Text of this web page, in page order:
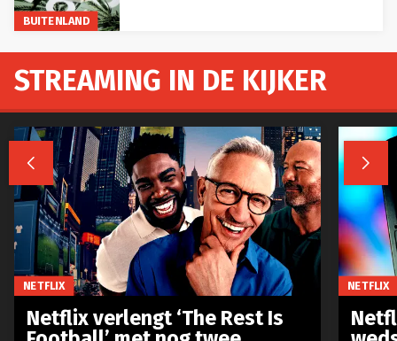
BUITENLAND
STREAMING IN DE KIJKER
 
NETFLIX
Netflix verlengt ‘The Rest Is
NETFLIX